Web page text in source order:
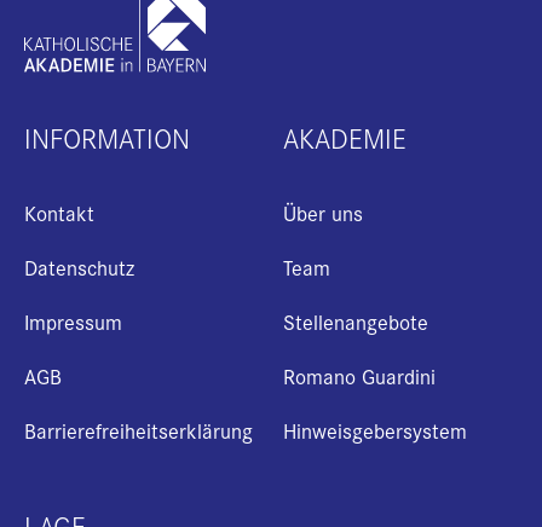
INFORMATION
Kontakt
Datenschutz
Impressum
AGB
Barrierefreiheitserklärung
AKADEMIE
Über uns
Team
Stellenangebote
Romano Guardini
Hinweisgebersystem